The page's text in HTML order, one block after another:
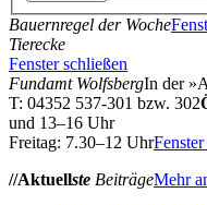
Bauernregel der Woche
Tierecke
Fenster schließen
Fundamt WolfsbergIn der
T: 04352 537-301 bzw. 302
und 13–16 Uhr
Freitag: 7.30–12 Uhr
//Aktuellste BeiträgeMehr